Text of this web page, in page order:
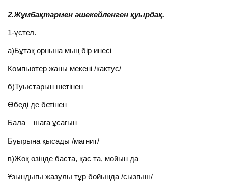
2.Жұмбақтармен әшекейленген қуырдақ.
1-үстел.
а)Бұтақ орнына мың бір инесі
Компьютер жаны мекені /кактус/
б)Туыстарын шетінен
Өбеді де бетінен
Бала – шаға ұсағын
Буырына қысады /магнит/
в)Жоқ өзінде баста, қас та, мойын да
Ұзындығы жазулы тұр бойында /сызғыш/